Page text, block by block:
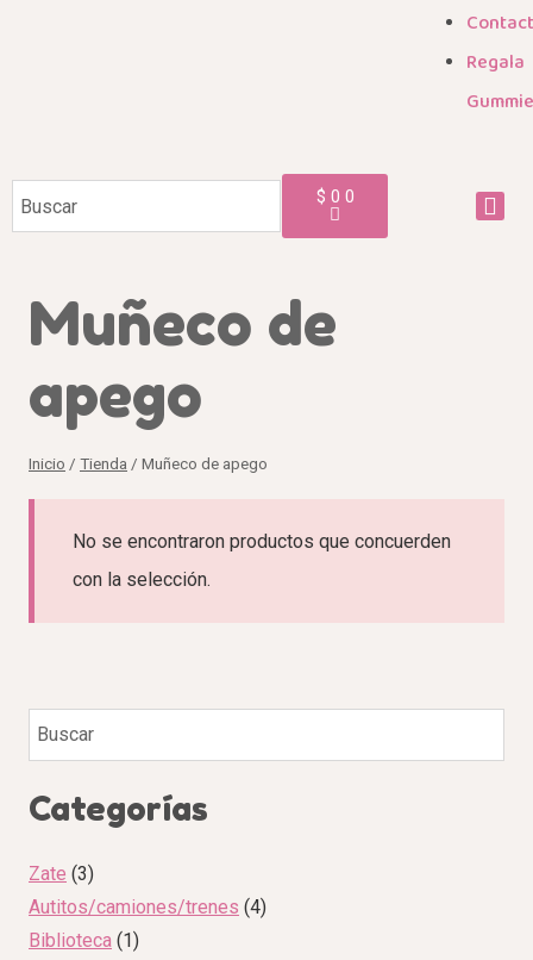
Regala
$ 0 0
Muñeco de
apego
Inicio / Tienda / Muñeco de apego
No se encontraron productos que concuerden
con la selección.
Categorías
Autitos/camiones/trenes 4
Biblioteca 1
Zate 3